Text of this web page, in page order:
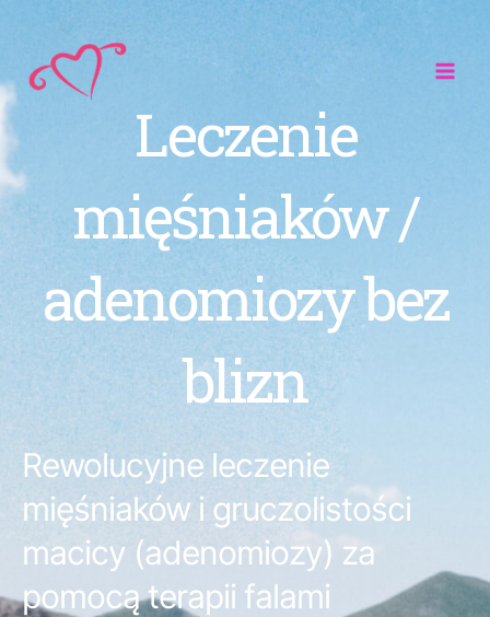
treści
Leczenie
mięśniaków /
adenomiozy bez
blizn
Rewolucyjne leczenie
mięśniaków i gruczolistości
macicy (adenomiozy) za
pomocą terapii falami